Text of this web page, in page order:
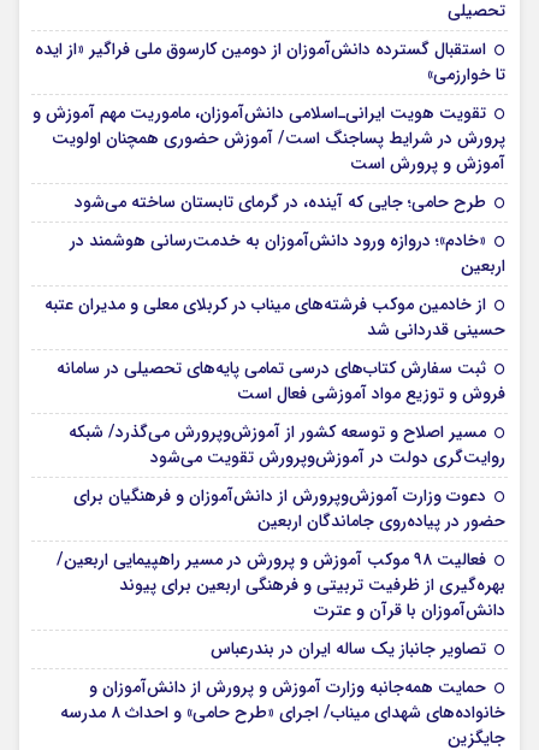
تحصیلی
استقبال گسترده دانش‌آموزان از دومین کارسوق ملی فراگیر «از ایده
تا خوارزمی»
تقویت هویت ایرانی‌ـ‌اسلامی دانش‌آموزان، ماموریت مهم آموزش و
پرورش در شرایط پساجنگ است/ آموزش حضوری همچنان اولویت
آموزش و پرورش است
طرح حامی؛ جایی که آینده، در گرمای تابستان ساخته می‌شود
«خادم»؛ دروازه ورود دانش‌آموزان به خدمت‌رسانی هوشمند در
اربعین
از خادمین موکب فرشته‌های میناب در کربلای معلی و مدیران عتبه
حسینی قدردانی شد
ثبت سفارش کتاب‌های درسی تمامی پایه‌های تحصیلی در سامانه
فروش و توزیع مواد آموزشی فعال است
مسیر اصلاح و توسعه کشور از آموزش‌وپرورش می‌گذرد/ شبکه
روایت‌‌گری دولت در آموزش‌وپرورش تقویت می‌شود
دعوت وزارت آموزش‌وپرورش از دانش‌آموزان و فرهنگیان برای
حضور در پیاده‌روی جاماندگان اربعین
فعالیت ۹۸ موکب آموزش و پرورش در مسیر راهپیمایی اربعین/
بهره‌گیری از ظرفیت تربیتی و فرهنگی اربعین برای پیوند
دانش‌آموزان با قرآن و عترت
تصاویر جانباز یک ساله ایران در بندرعباس
حمایت همه‌جانبه وزارت آموزش و پرورش از دانش‌آموزان و
خانواده‌های شهدای میناب/ اجرای «طرح حامی» و احداث ۸ مدرسه
جایگزین